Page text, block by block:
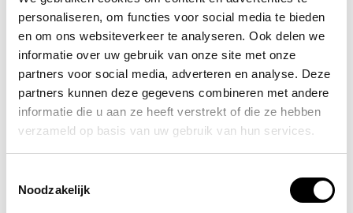
personaliseren, om functies voor social media te bieden
en om ons websiteverkeer te analyseren. Ook delen we
informatie over uw gebruik van onze site met onze
partners voor social media, adverteren en analyse. Deze
partners kunnen deze gegevens combineren met andere
informatie die u aan ze heeft verstrekt of die ze hebben
verzameld op basis van uw gebruik van hun services.
Noodzakelijk
Maak een vluchtplan
Hoe komt u buiten als u in uw slaapkamer bent en de trap
staat in brand? Het is slim om hier van te voren over na te
denken. Bedenk wat vanuit verschillende kamers de
snelste vluchtroute naar buiten is. Bepaal een
extra route door een
aan te schaffen. Oefen
de vluchtroute met uw ogen dicht. Bij brand bestaat de